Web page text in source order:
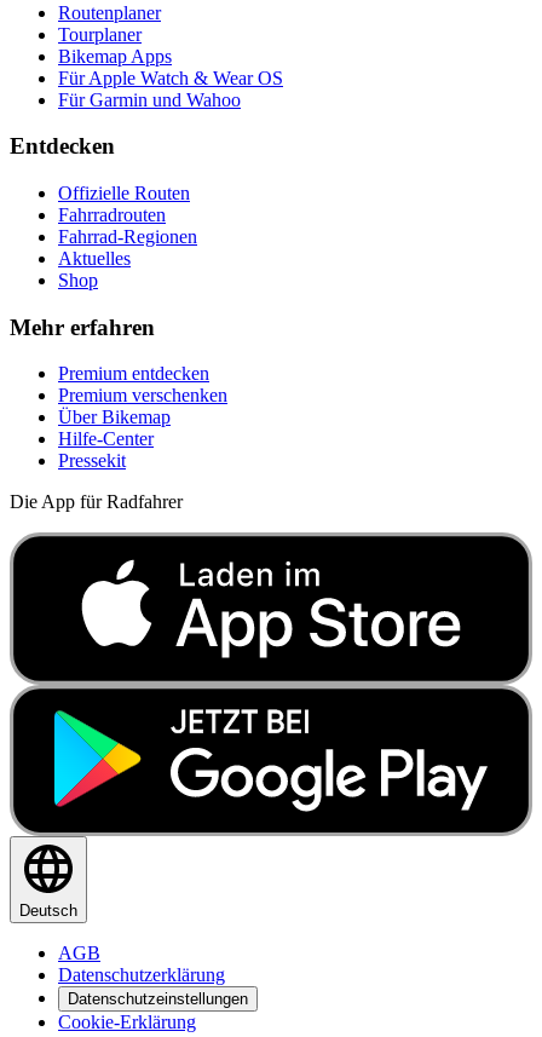
Routenplaner
Tourplaner
Bikemap Apps
Für Apple Watch & Wear OS
Für Garmin und Wahoo
Entdecken
Offizielle Routen
Fahrradrouten
Fahrrad-Regionen
Aktuelles
Shop
Mehr erfahren
Premium entdecken
Premium verschenken
Über Bikemap
Hilfe-Center
Pressekit
Die App für Radfahrer
Deutsch
AGB
Datenschutzerklärung
Datenschutzeinstellungen
Cookie-Erklärung